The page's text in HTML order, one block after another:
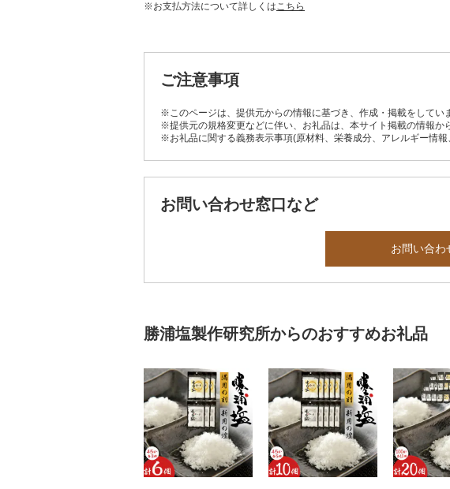
※お支払方法について詳しくはこちら
ご注意事項
※このページは、提供元からの情報に基づき、作成・掲載をしてい
※提供元の規格変更などに伴い、お礼品は、本サイト掲載の情報か
※お礼品に関する義務表示事項(原材料、栄養成分、アレルギー情
お問い合わせ窓口など
お問い合わ
勝浦塩製作研究所からのおすすめお礼品